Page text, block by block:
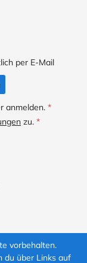
per E-Mail
anmelden. *
zu. *
vorbehalten.
du über Links auf